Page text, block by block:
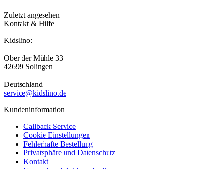
Zuletzt angesehen
Kontakt & Hilfe
Kidslino:
Ober der Mühle 33
42699 Solingen
Deutschland
service@kidslino.de
Kundeninformation
Callback Service
Cookie Einstellungen
Fehlerhafte Bestellung
Privatsphäre und Datenschutz
Kontakt